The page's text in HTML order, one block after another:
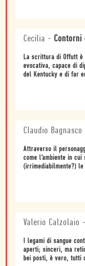
Cecilia -
La scrittura di Offutt
evocativa, capace di
del Kentucky e di far
Claudio Bagnasco
Attraverso il
come l’ambiente in
(irrimediabilmente?)
Valerio Calzolaio -
I legami di sangue
aperti; sinceri, ma
bei posti, è vero, tutti